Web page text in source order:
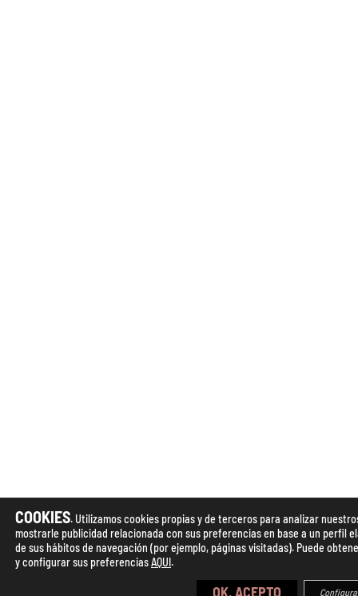
COOKIES. Utilizamos cookies propias y de terceros para analizar
mostrarle publicidad relacionada con sus preferencias en base a un perfil
de sus hábitos de navegación (por ejemplo, páginas visitadas). Puede
y configurar sus preferenciasAQUI.
OK, ACEPTO